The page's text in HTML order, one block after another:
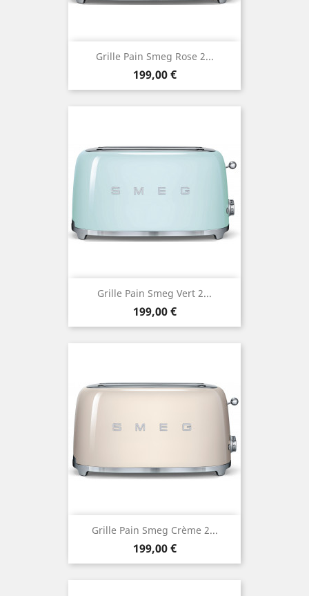
Grille Pain Smeg Rose 2...
Prix
199,00 €
Grille Pain Smeg Vert 2...
Prix
199,00 €
Grille Pain Smeg Crème 2...
Prix
199,00 €